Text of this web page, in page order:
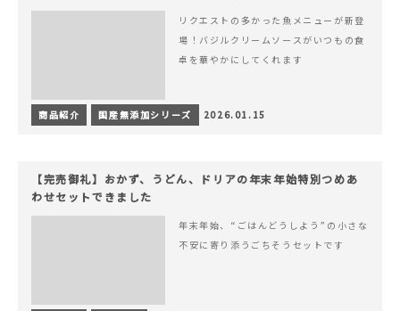
リクエストの多かった魚メニューが新登
場！バジルクリームソースがいつもの食
卓を華やかにしてくれます
商品紹介 国産無添加シリーズ 2026.01.15
【完売御礼】おかず、うどん、ドリアの年末年始特別つめあ
わせセットできました
年末年始、“ごはんどうしよう”の小さな
不安に寄り添うごちそうセットです